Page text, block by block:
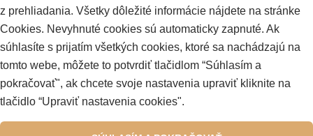
z prehliadania. Všetky dôležité informácie nájdete na stránke
Cookies. Nevyhnuté cookies sú automaticky zapnuté. Ak
súhlasíte s prijatím všetkých cookies, ktoré sa nachádzajú na
tomto webe, môžete to potvrdiť tlačidlom “Súhlasím a
pokračovať", ak chcete svoje nastavenia upraviť kliknite na
tlačidlo “Upraviť nastavenia cookies".